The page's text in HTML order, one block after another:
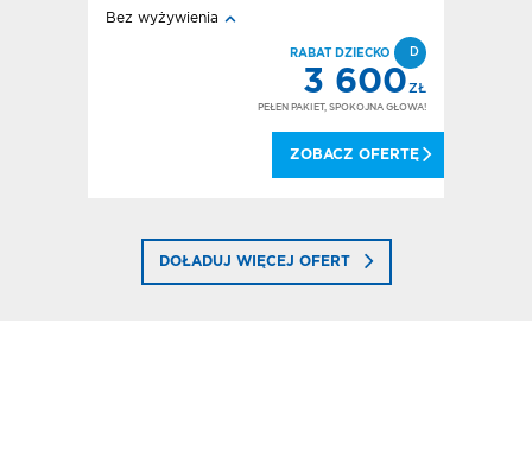
Bez wyżywienia
RABAT DZIECKO D
3 600ZŁ
PEŁEN PAKIET, SPOKOJNA GŁOWA!
ZOBACZ OFERTĘ
DOŁADUJ WIĘCEJ OFERT